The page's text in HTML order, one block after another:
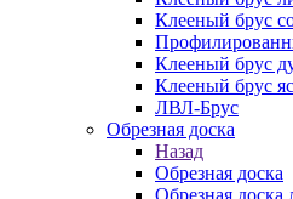
Клееный брус
Клееный брус
Клееный брус
ЛВЛ-Брус
Обрезная доска
Назад
Обрезная доска
Обрезная доска